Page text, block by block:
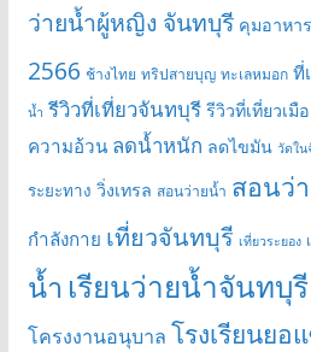
ว่ายน้ำผู้หญิง จันทบุรี คุมอาหาร
2566 ช้างไทย ทริปสายบุญ ทะเลหมอก ที่
น้ำ รีวิวที่เที่ยวจันทบุรี รีวิวที่เที่ยวเมื
ความอ้วน ลดน้ำหนัก ลดไขมัน วัดใ
ระยะทาง วิ่งเทรล สอนว่ายน้ำ สอนว่
กำลังกาย เที่ยวจันทบุรี เที่ยวระยอง
น้ำ เรียนว่ายน้ำจันทบุรี
โครงงานอนุบาล โรงเรียนยอ